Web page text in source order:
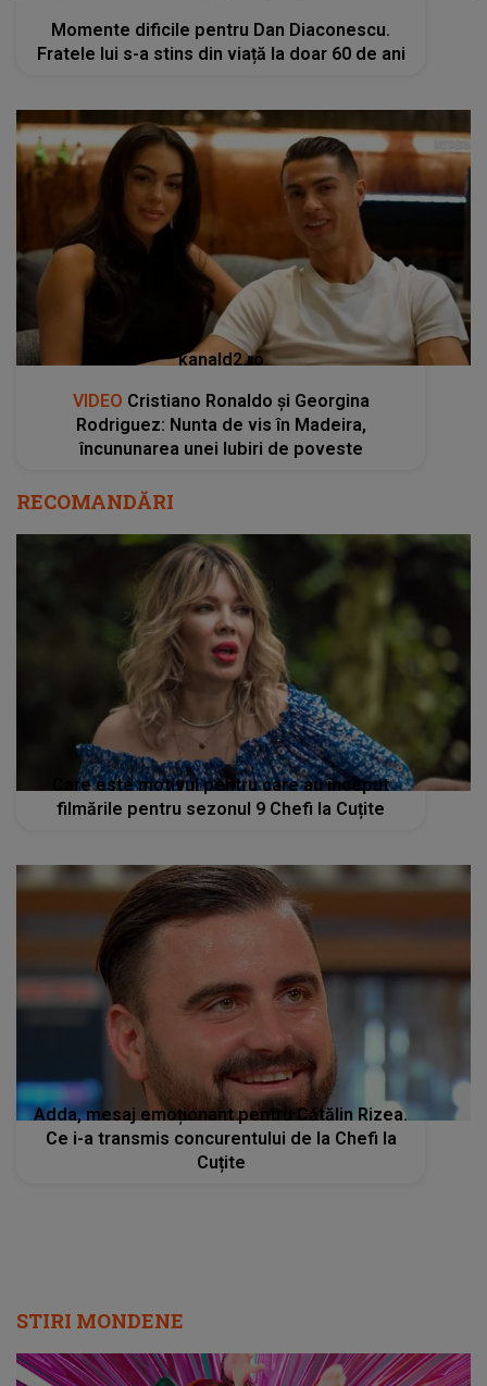
Momente dificile pentru Dan Diaconescu.
Fratele lui s-a stins din viață la doar 60 de ani
kanald2.ro
VIDEO Cristiano Ronaldo și Georgina
Rodriguez: Nunta de vis în Madeira,
încununarea unei Iubiri de poveste
RECOMANDĂRI
Care este motivul pentru care au început
filmările pentru sezonul 9 Chefi la Cuțite
Adda, mesaj emoționant pentru Cătălin Rizea.
Ce i-a transmis concurentului de la Chefi la
Cuțite
STIRI MONDENE